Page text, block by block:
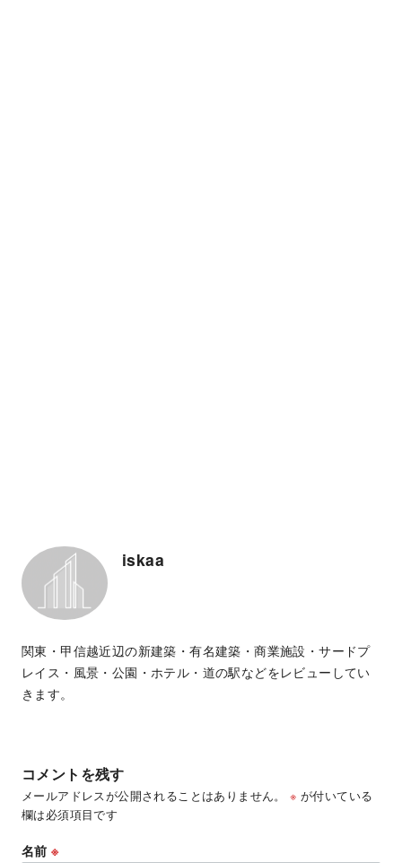
iskaa
関東・甲信越近辺の新建築・有名建築・商業施設・サードプ
レイス・風景・公園・ホテル・道の駅などをレビューしてい
きます。
コメントを残す
メールアドレスが公開されることはありません。 ※ が付いている
欄は必須項目です
名前※